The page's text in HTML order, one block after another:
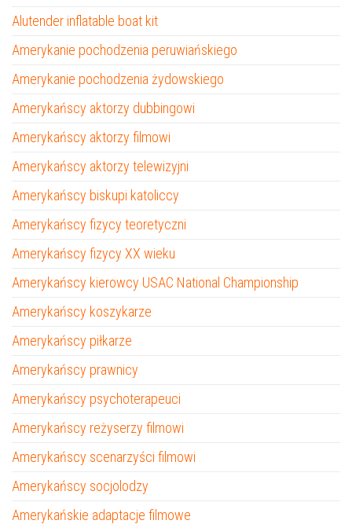
Alutender inflatable boat kit
Amerykanie pochodzenia peruwiańskiego
Amerykanie pochodzenia żydowskiego
Amerykańscy aktorzy dubbingowi
Amerykańscy aktorzy filmowi
Amerykańscy aktorzy telewizyjni
Amerykańscy biskupi katoliccy
Amerykańscy fizycy teoretyczni
Amerykańscy fizycy XX wieku
Amerykańscy kierowcy USAC National Championship
Amerykańscy koszykarze
Amerykańscy piłkarze
Amerykańscy prawnicy
Amerykańscy psychoterapeuci
Amerykańscy reżyserzy filmowi
Amerykańscy scenarzyści filmowi
Amerykańscy socjolodzy
Amerykańskie adaptacje filmowe